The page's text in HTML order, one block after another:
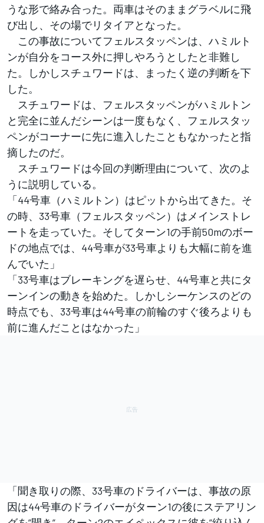
うな形で絡み合った。両車はそのままグラベルに飛
び出し、その場でリタイアとなった。
この事故についてフェルスタッペンは、ハミルト
ンが自分をコース外に押しやろうとしたと非難し
た。しかしスチュワードは、まったく逆の判断を下
した。
スチュワードは、フェルスタッペンがハミルトン
と完全に並んだシーンは一度もなく、フェルスタッ
ペンがコーナーに先に進入したこともなかったと指
摘したのだ。
スチュワードは今回の判断理由について、次のよ
うに説明している。
「44号車（ハミルトン）はピットから出てきた。そ
の時、33号車（フェルスタッペン）はメインストレ
ートを走っていた。そしてターン1の手前50mのボー
ドの地点では、44号車が33号車よりも大幅に前を進
んでいた」
「33号車はブレーキングを遅らせ、44号車と共にタ
ーンインの動きを始めた。しかしシーケンスのどの
時点でも、33号車は44号車の前輪のすぐ後ろよりも
前に進んだことはなかった」
「聞き取りの際、33号車のドライバーは、事故の原
因は44号車のドライバーがターン1の後にステアリン